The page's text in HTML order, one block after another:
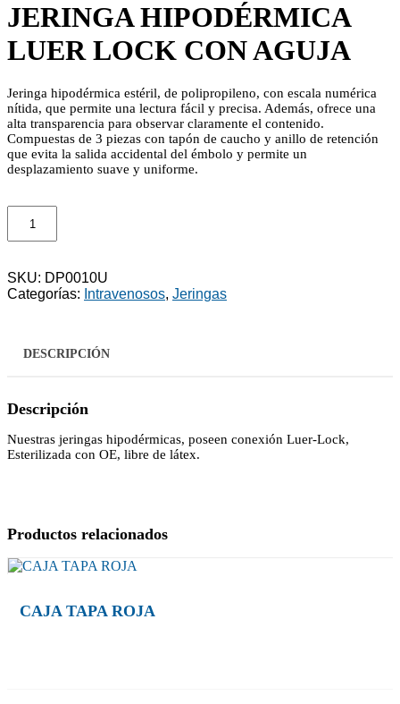
JERINGA HIPODÉRMICA
LUER LOCK CON AGUJA
Jeringa hipodérmica estéril, de polipropileno, con escala numérica
nítida, que permite una lectura fácil y precisa. Además, ofrece una
alta transparencia para observar claramente el contenido.
Compuestas de 3 piezas con tapón de caucho y anillo de retención
que evita la salida accidental del émbolo y permite un
desplazamiento suave y uniforme.
HIPODÉRMICA
LUER
CON
AGUJA
SKU: DP0010U
Categorías: Intravenosos, Jeringas
DESCRIPCIÓN
Descripción
Nuestras jeringas hipodérmicas, poseen conexión Luer-Lock,
Esterilizada con OE, libre de látex.
Productos relacionados
CAJA TAPA ROJA